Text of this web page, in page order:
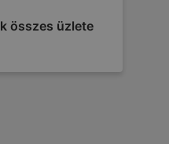
összes üzlete